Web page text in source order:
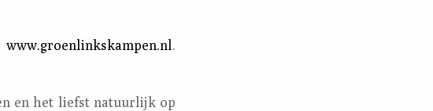
www.groenlinkskampen.nl.
en het liefst natuurlijk op